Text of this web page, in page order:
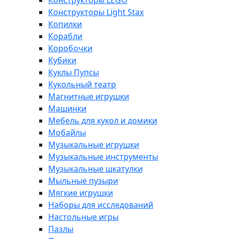
Конструкторы Light Stax
Копилки
Корабли
Коробочки
Кубики
Куклы Пупсы
Кукольный театр
Магнитные игрушки
Машинки
Мебель для кукол и домики
Мобайлы
Музыкальные игрушки
Музыкальные инструменты
Музыкальные шкатулки
Мыльные пузыри
Мягкие игрушки
Наборы для исследований
Настольные игры
Пазлы